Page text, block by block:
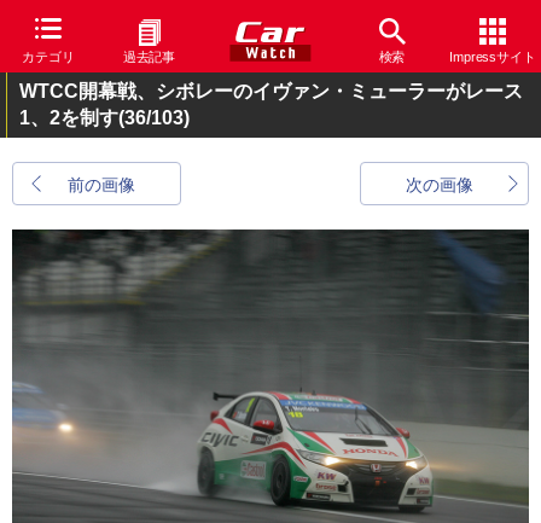
カテゴリ 過去記事 検索 Impressサイト
WTCC開幕戦、シボレーのイヴァン・ミューラーがレース
1、2を制す(36/103)
前の画像 次の画像